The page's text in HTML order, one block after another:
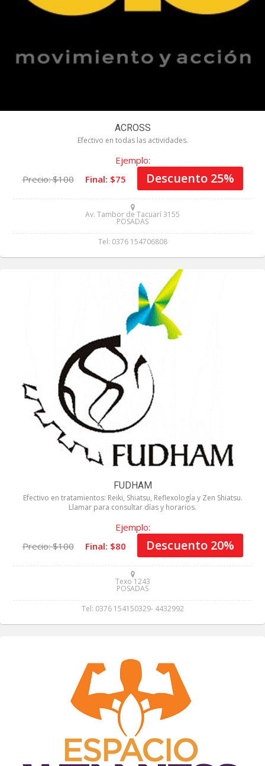
ACROSS
Efectivo en todas las actividades.
Ejemplo:
Precio: $100
Final: $75 Descuento 25%
Av. Tambor de Tacuarí 3155
POSADAS
Tel: 0376 154706808
FUDHAM
Efectivo en tratamientos: Reiki, Shiatsu, Reflexología y Zen Shiatsu.
Llamar para consultar días y horarios.
Ejemplo:
Precio: $100
Final: $80 Descuento 20%
Texo 1243
POSADAS
Tel: 0376 154150329- 4432992